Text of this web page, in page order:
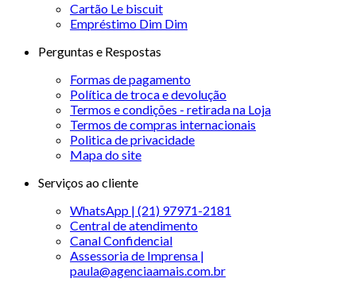
Cartão Le biscuit
Empréstimo Dim Dim
Perguntas e Respostas
Formas de pagamento
Política de troca e devolução
Termos e condições - retirada na Loja
Termos de compras internacionais
Politica de privacidade
Mapa do site
Serviços ao cliente
WhatsApp | (21) 97971-2181
Central de atendimento
Canal Confidencial
Assessoria de Imprensa |
paula@agenciaamais.com.br